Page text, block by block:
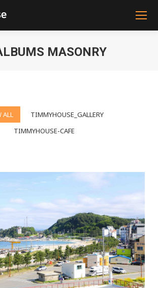
MASONRY
ALL
TIMMYHOUSE_GALLERY
TIMMYHOUSE-CAFE